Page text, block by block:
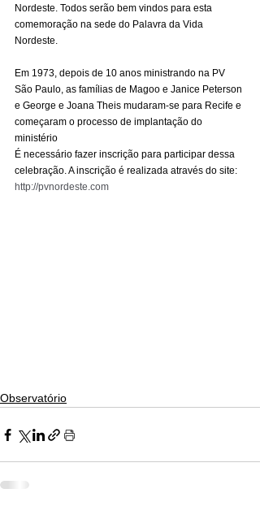
Nordeste. Todos serão bem vindos para esta
comemoração na sede do Palavra da Vida
Nordeste.
Em 1973, depois de 10 anos ministrando na PV
São Paulo, as famílias de Magoo e Janice Peterson
e George e Joana Theis mudaram-se para Recife e
começaram o processo de implantação do
ministério
É necessário fazer inscrição para participar dessa
celebração. A inscrição é realizada através do site:
http://pvnordeste.com
Observatório